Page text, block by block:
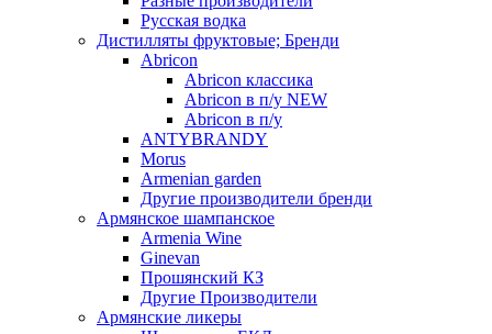
Русская водка
Дистилляты фруктовые; Бренди
Abricon
Abricon классика
Abricon в п/у NEW
Abricon в п/у
ANTYBRANDY
Morus
Armenian garden
Другие производители бренди
Армянское шампанское
Armenia Wine
Ginevan
Прошянский КЗ
Другие Производители
Армянские ликеры